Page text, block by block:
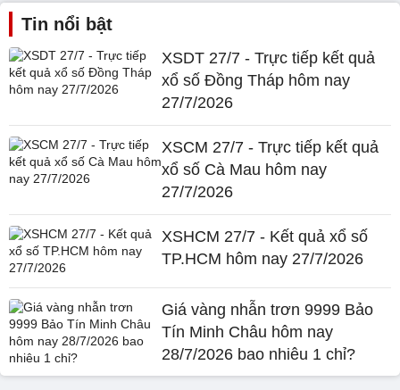
Tin nổi bật
XSDT 27/7 - Trực tiếp kết quả
xổ số Đồng Tháp hôm nay
27/7/2026
XSCM 27/7 - Trực tiếp kết quả
xổ số Cà Mau hôm nay
27/7/2026
XSHCM 27/7 - Kết quả xổ số
TP.HCM hôm nay 27/7/2026
Giá vàng nhẫn trơn 9999 Bảo
Tín Minh Châu hôm nay
28/7/2026 bao nhiêu 1 chỉ?